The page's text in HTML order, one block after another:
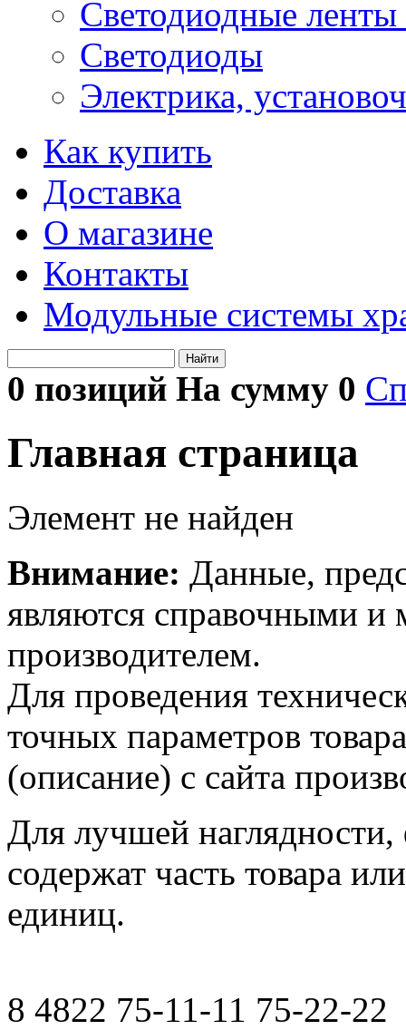
Светодиодные
Светодиоды
Электрика,
Как купить
Доставка
О магазине
Контакты
Модульные системы
Найти
0 позиций На сумму 0
Главная страница
Элемент не найден
Внимание: Данные,
являются справочными и
производителем.
Для проведения
точных параметров
(описание) с сайта
Для лучшей наглядности,
содержат часть товара
единиц.
8 4822 75-11-11 75-22-22